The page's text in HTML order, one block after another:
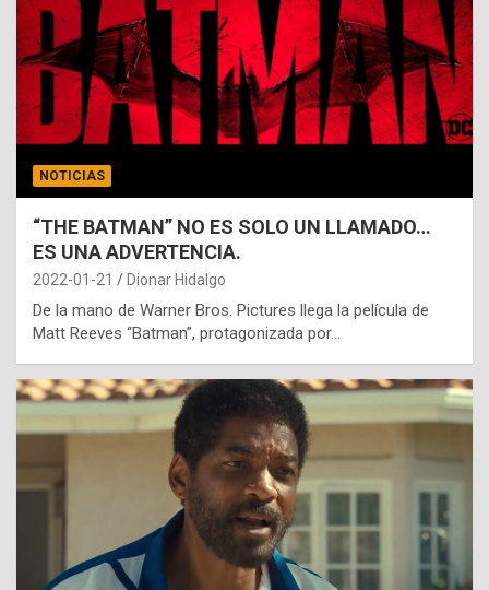
NOTICIAS
“THE BATMAN” NO ES SOLO UN LLAMADO…
ES UNA ADVERTENCIA.
2022-01-21 Dionar Hidalgo
De la mano de Warner Bros. Pictures llega la película de
Matt Reeves “Batman”, protagonizada por…